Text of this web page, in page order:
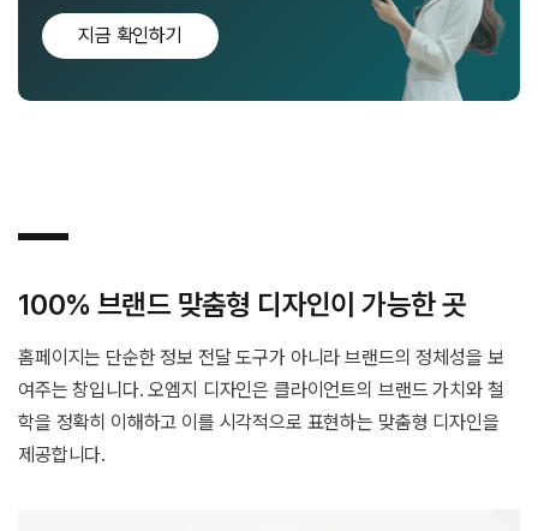
지금 확인하기
100% 브랜드 맞춤형 디자인이 가능한 곳
홈페이지는 단순한 정보 전달 도구가 아니라 브랜드의 정체성을 보
여주는 창입니다. 오엠지 디자인은 클라이언트의 브랜드 가치와 철
학을 정확히 이해하고 이를 시각적으로 표현하는 맞춤형 디자인을
제공합니다.